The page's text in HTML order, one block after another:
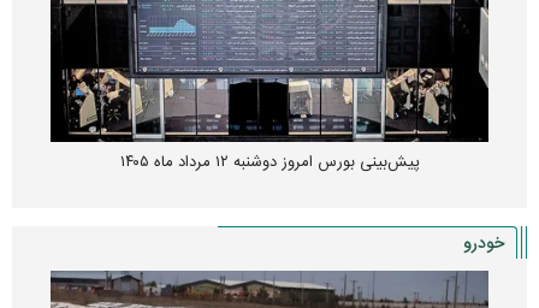
پیش‌بینی بورس امروز دوشنبه ۱۲ مرداد ماه ۱۴۰۵
خودرو